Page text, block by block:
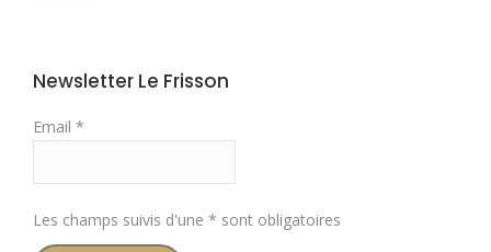
Newsletter Le Frisson
Email *
Les champs suivis d'une * sont obligatoires